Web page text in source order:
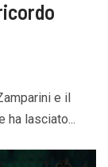
e il
ha lasciato...